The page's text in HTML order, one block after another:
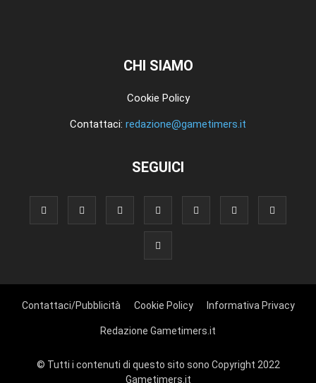
CHI SIAMO
Cookie Policy
Contattaci: redazione@gametimers.it
SEGUICI
Contattaci/Pubblicità Cookie Policy Informativa Privacy
Redazione Gametimers.it
© Tutti i contenuti di questo sito sono Copyright 2022
Gametimers.it